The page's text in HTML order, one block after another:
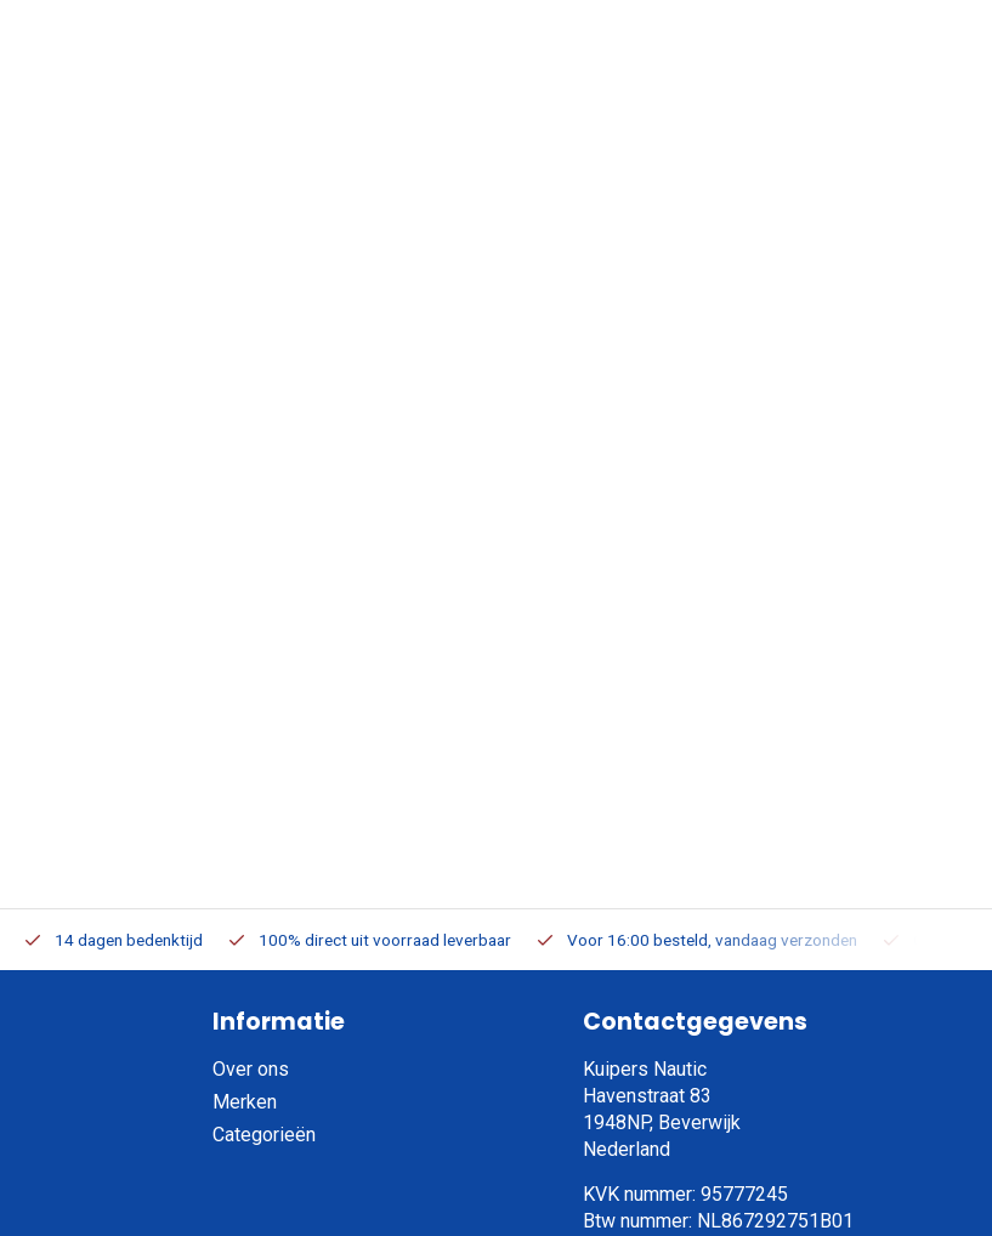
14 dagen bedenktijd 100% direct uit voorraad leverbaar Voor 16:00 besteld, vandaag verzonden
Informatie
Over ons
Merken
Categorieën
Contactgegevens
Kuipers Nautic
Havenstraat 83
1948NP, Beverwijk
Nederland
KVK nummer: 95777245
Btw nummer: NL867292751B01